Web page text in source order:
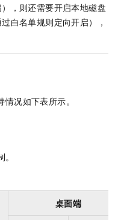
，则还需要开启本地磁盘
白名单规则定向开启），
况如下表所示。
桌面端